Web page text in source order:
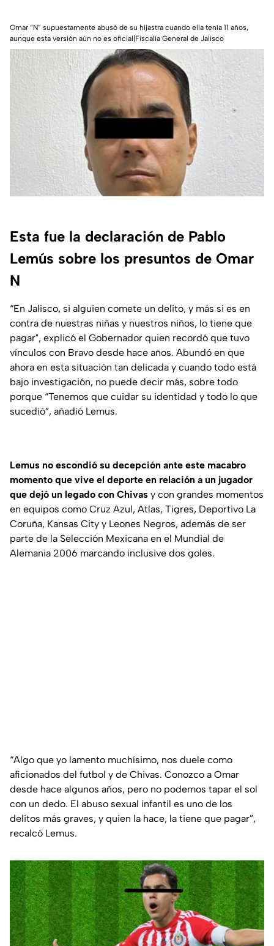
Omar “N” supuestamente abusó de su hijastra cuando ella tenía 11 años,
aunque esta versión aún no es oficial|Fiscalía General de Jalisco
Esta fue la declaración de Pablo
Lemús sobre los presuntos de Omar
N
“En Jalisco, si alguien comete un delito, y más si es en
contra de nuestras niñas y nuestros niños, lo tiene que
pagar", explicó el Gobernador quien recordó que tuvo
vínculos con Bravo desde hace años. Abundó en que
ahora en esta situación tan delicada y cuando todo está
bajo investigación, no puede decir más, sobre todo
porque “Tenemos que cuidar su identidad y todo lo que
sucedió”, añadió Lemus.
Lemus no escondió su decepción ante este macabro
momento que vive el deporte en relación a un jugador
que dejó un legado con Chivas y con grandes momentos
en equipos como Cruz Azul, Atlas, Tigres, Deportivo La
Coruña, Kansas City y Leones Negros, además de ser
parte de la Selección Mexicana en el Mundial de
Alemania 2006 marcando inclusive dos goles.
“Algo que yo lamento muchísimo, nos duele como
aficionados del futbol y de Chivas. Conozco a Omar
desde hace algunos años, pero no podemos tapar el sol
con un dedo. El abuso sexual infantil es uno de los
delitos más graves, y quien la hace, la tiene que pagar”,
recalcó Lemus.